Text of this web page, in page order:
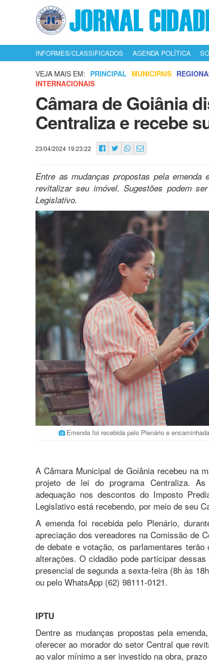
INFORMES/CLASSIFICADOS AGENDA POLÍTICA
VEJA MAIS EM: PRINCIPAL MUNICIPAIS
INTERNACIONAIS
Câmara de Goiânia
Centraliza e recebe
23/04/2024 19:23:22
Entre as mudanças propostas pela
revitalizar seu imóvel. Sugestões podem
Legislativo.
Emenda foi recebida pelo Plenário e
A Câmara Municipal de Goiânia recebeu na
projeto de lei do programa Centraliza. As
adequação nos descontos do Imposto
Legislativo está recebendo, por meio de seu
A emenda foi recebida pelo Plenário,
apreciação dos vereadores na Comissão de
de debate e votação, os parlamentares
alterações. O cidadão pode participar
presencial de segunda a sexta-feira (8h às
ou pelo WhatsApp (62) 98111-0121.
IPTU
Dentre as mudanças propostas pela
oferecer ao morador do setor Central que
ao valor mínimo a ser investido na obra,